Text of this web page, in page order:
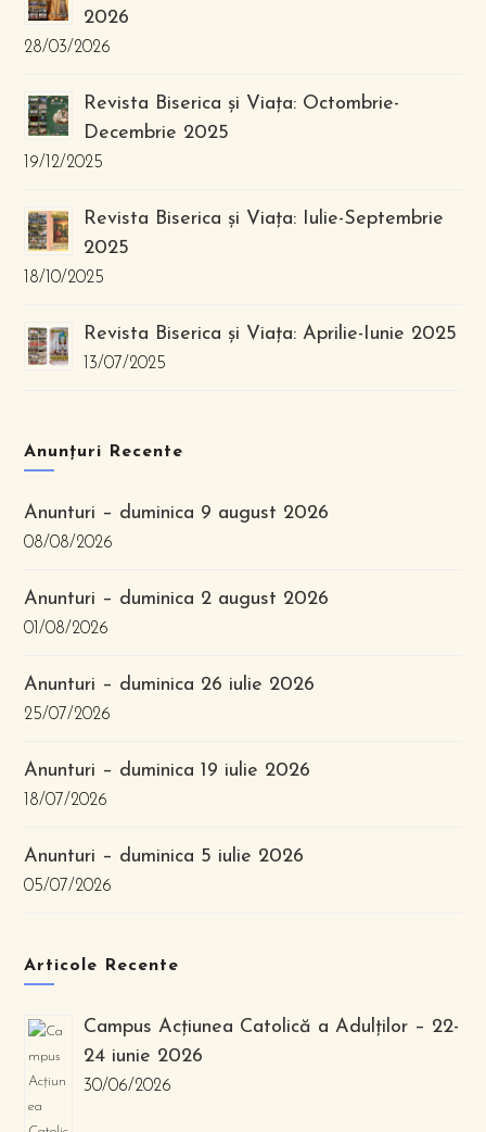
2026
28/03/2026
Revista Biserica și Viața: Octombrie-
Decembrie 2025
19/12/2025
Revista Biserica și Viața: Iulie-Septembrie
2025
18/10/2025
Revista Biserica și Viața: Aprilie-Iunie 2025
13/07/2025
Anunțuri Recente
Anunturi – duminica 9 august 2026
08/08/2026
Anunturi – duminica 2 august 2026
01/08/2026
Anunturi – duminica 26 iulie 2026
25/07/2026
Anunturi – duminica 19 iulie 2026
18/07/2026
Anunturi – duminica 5 iulie 2026
05/07/2026
Articole Recente
Campus Acțiunea Catolică a Adulților – 22-
24 iunie 2026
30/06/2026